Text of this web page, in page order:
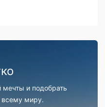
и подобрать
миру.